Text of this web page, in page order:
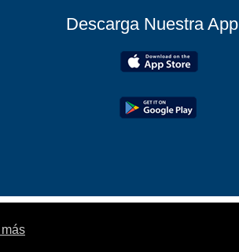
Descarga Nuestra App